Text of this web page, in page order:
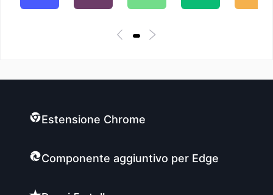
Estensione Chrome
Componente aggiuntivo per Edge